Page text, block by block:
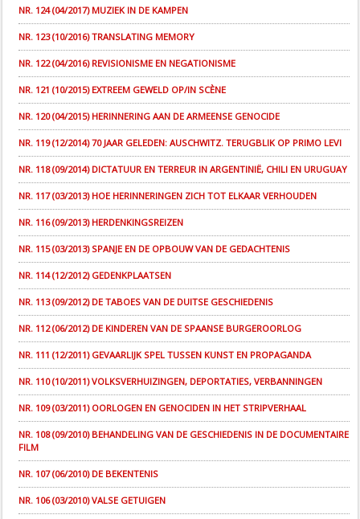
NR. 124 (04/2017) MUZIEK IN DE KAMPEN
NR. 123 (10/2016) TRANSLATING MEMORY
NR. 122 (04/2016) REVISIONISME EN NEGATIONISME
NR. 121 (10/2015) EXTREEM GEWELD OP/IN SCÈNE
NR. 120 (04/2015) HERINNERING AAN DE ARMEENSE GENOCIDE
NR. 119 (12/2014) 70 JAAR GELEDEN: AUSCHWITZ. TERUGBLIK OP PRIMO LEVI
NR. 118 (09/2014) DICTATUUR EN TERREUR IN ARGENTINIË, CHILI EN URUGUAY
NR. 117 (03/2013) HOE HERINNERINGEN ZICH TOT ELKAAR VERHOUDEN
NR. 116 (09/2013) HERDENKINGSREIZEN
NR. 115 (03/2013) SPANJE EN DE OPBOUW VAN DE GEDACHTENIS
NR. 114 (12/2012) GEDENKPLAATSEN
NR. 113 (09/2012) DE TABOES VAN DE DUITSE GESCHIEDENIS
NR. 112 (06/2012) DE KINDEREN VAN DE SPAANSE BURGEROORLOG
NR. 111 (12/2011) GEVAARLIJK SPEL TUSSEN KUNST EN PROPAGANDA
NR. 110 (10/2011) VOLKSVERHUIZINGEN, DEPORTATIES, VERBANNINGEN
NR. 109 (03/2011) OORLOGEN EN GENOCIDEN IN HET STRIPVERHAAL
NR. 108 (09/2010) BEHANDELING VAN DE GESCHIEDENIS IN DE DOCUMENTAIRE
FILM
NR. 107 (06/2010) DE BEKENTENIS
NR. 106 (03/2010) VALSE GETUIGEN